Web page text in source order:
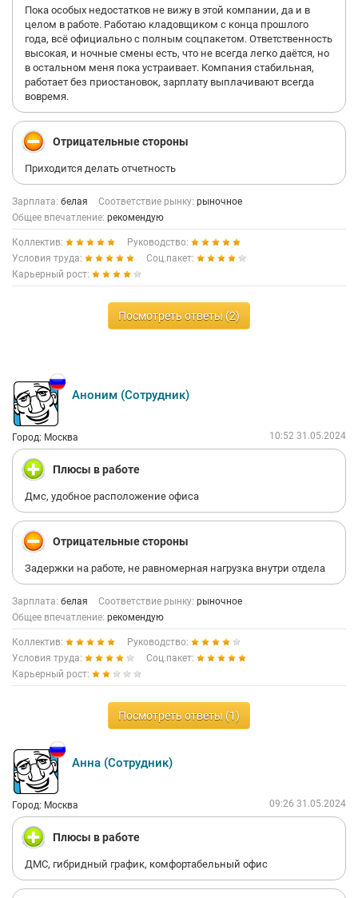
Пока особых недостатков не вижу в этой компании, да и в
целом в работе. Работаю кладовщиком с конца прошлого
года, всё официально с полным соцпакетом. Ответственность
высокая, и ночные смены есть, что не всегда легко даётся, но
в остальном меня пока устраивает. Компания стабильная,
работает без приостановок, зарплату выплачивают всегда
вовремя.
Отрицательные стороны
Приходится делать отчетность
Зарплата: белая Соответствие рынку: рыночное
Общее впечатление: рекомендую
Коллектив:
Руководство:
Условия труда:
Соц.пакет:
Карьерный рост:
Посмотреть ответы (2)
Аноним (Сотрудник)
Город: Москва 10:52 31.05.2024
Плюсы в работе
Дмс, удобное расположение офиса
Отрицательные стороны
Задержки на работе, не равномерная нагрузка внутри отдела
Зарплата: белая Соответствие рынку: рыночное
Общее впечатление: рекомендую
Коллектив:
Руководство:
Условия труда:
Соц.пакет:
Карьерный рост:
Посмотреть ответы (1)
Анна (Сотрудник)
Город: Москва 09:26 31.05.2024
Плюсы в работе
ДМС, гибридный график, комфортабельный офис